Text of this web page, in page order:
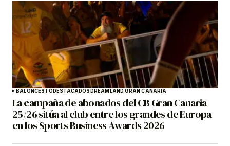
BALONCESTO DESTACADOS DREAMLAND GRAN CANARIA
La campaña de abonados del CB Gran Canaria
25/26 sitúa al club entre los grandes de Europa
en los Sports Business Awards 2026